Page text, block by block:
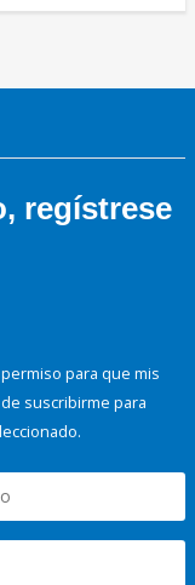
regístrese
para que mis
suscribirme para